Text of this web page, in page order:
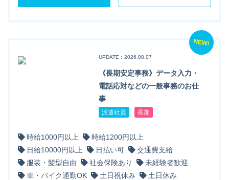
NEW!
UPDATE：2026.08.07
《長期安定事務》データ入力・
電話応対などの一般事務のお仕
事
派遣社員 長期
時給1000円以上
時給1200円以上
日給10000円以上
日払い可
交通費支給
服装・髪型自由
社会保険あり
未経験者歓迎
車・バイク通勤OK
土日祝休み
土日休み